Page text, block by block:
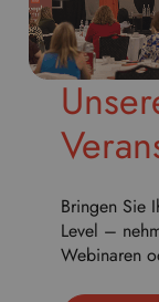
Bringen Sie
Level –
Webinaren